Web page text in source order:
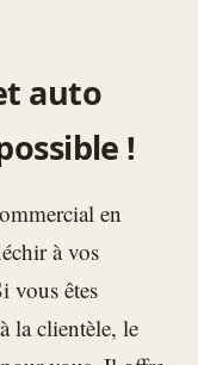
auto
!
en
à vos
vous êtes
la clientèle, le